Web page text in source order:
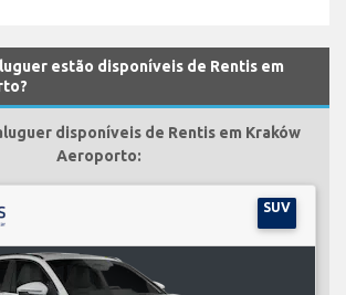
estão disponíveis de Rentis em
disponíveis de Rentis em Kraków
Aeroporto:
SUV